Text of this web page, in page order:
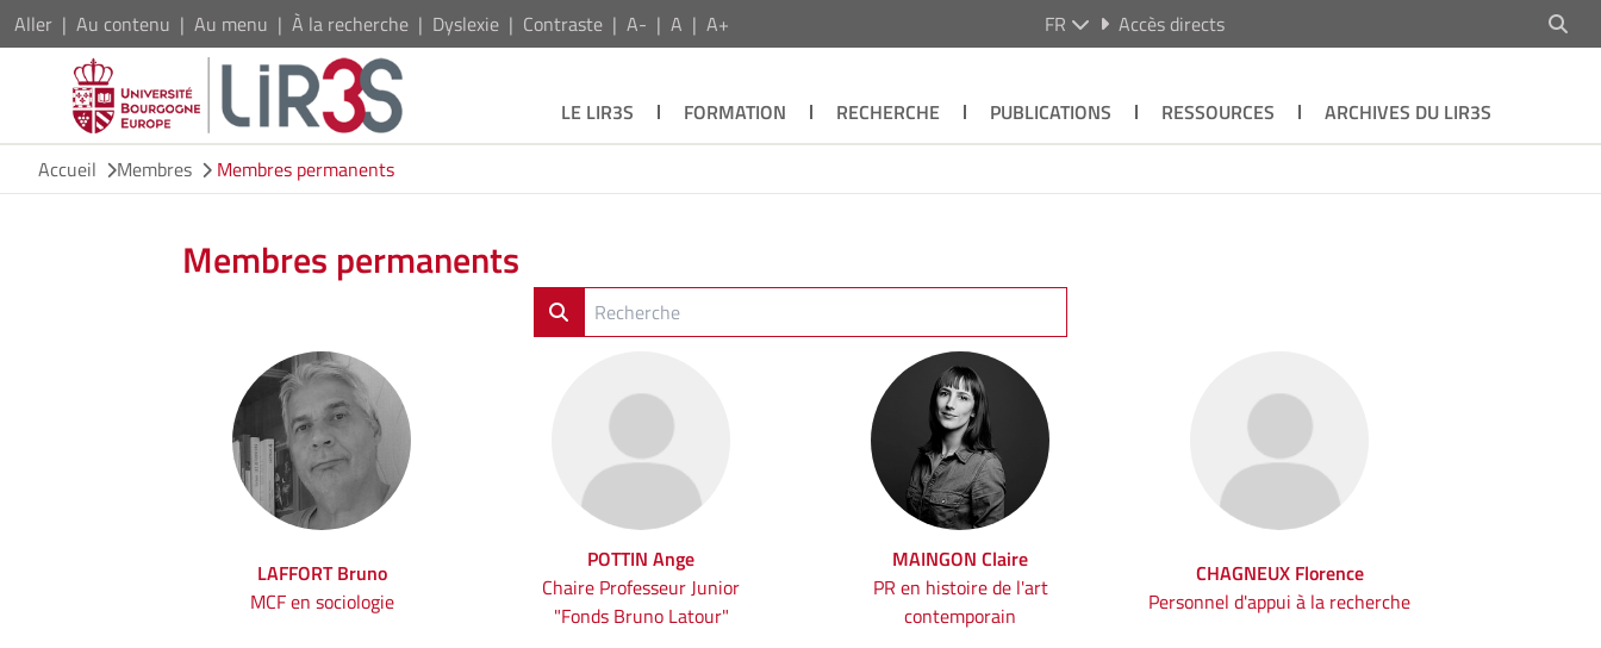
Aller Au contenu Au menu À la recherche Dyslexie Contraste A- A A+ FR Accès directs
LE LIR3S FORMATION RECHERCHE PUBLICATIONS RESSOURCES
ARCHIVES DU LIR3S
Accueil
Membres Membres permanents
Membres permanents
LAFFORT Bruno
MCF en sociologie
POTTIN Ange
Chaire Professeur Junior
"Fonds Bruno Latour"
MAINGON Claire
PR en histoire de l'art
contemporain
CHAGNEUX Florence
Personnel d'appui à la recherche